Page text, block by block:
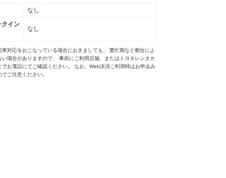
なし
クイン
なし
対応をおこなっている場合におきましても、 繁忙期など都合によ
い場合がありますので、 事前にご利用店舗、またはトヨタレンタカ
でお電話にてご確認ください。 なお、Web決済ご利用時はお申込み
ご注意ください。